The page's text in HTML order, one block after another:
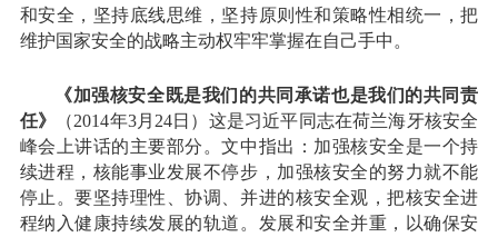
和安全，坚持底线思维，坚持原则性和策略性相统一，把
维护国家安全的战略主动权牢牢掌握在自己手中。
《加强核安全既是我们的共同承诺也是我们的共同责
任》
（2014年3月24日）这是习近平同志在荷兰海牙核安全
峰会上讲话的主要部分。文中指出：加强核安全是一个持
续进程，核能事业发展不停步，加强核安全的努力就不能
停止。要坚持理性、协调、并进的核安全观，把核安全进
程纳入健康持续发展的轨道。发展和安全并重，以确保安